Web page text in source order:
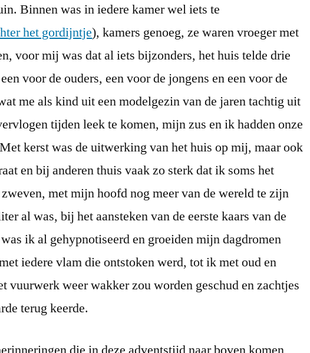
Binnen was in iedere kamer wel iets te
het gordijntje), kamers genoeg, ze waren vroeger met
voor mij was dat al iets bijzonders, het huis telde drie
voor de ouders, een voor de jongens en een voor de
me als kind uit een modelgezin van de jaren tachtig uit
tijden leek te komen, mijn zus en ik hadden onze
kerst was de uitwerking van het huis op mij, maar ook
en bij anderen thuis vaak zo sterk dat ik soms het
met mijn hoofd nog meer van de wereld te zijn
al was, bij het aansteken van de eerste kaars van de
ik al gehypnotiseerd en groeiden mijn dagdromen
iedere vlam die ontstoken werd, tot ik met oud en
vuurwerk weer wakker zou worden geschud en zachtjes
terug keerde.